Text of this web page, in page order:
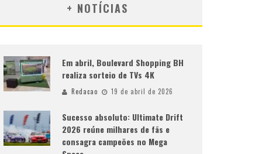
+ NOTÍCIAS
Em abril, Boulevard Shopping BH
realiza sorteio de TVs 4K
Redacao 19 de abril de 2026
Sucesso absoluto: Ultimate Drift
2026 reúne milhares de fãs e
consagra campeões no Mega